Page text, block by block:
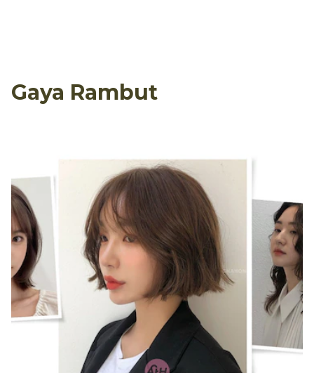
Gaya Rambut